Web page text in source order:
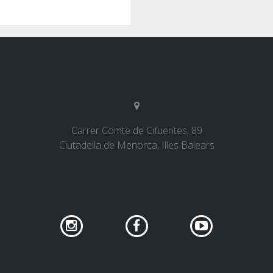
Carrer Comte de Cifuentes, 89
Ciutadella de Menorca, Illes Balears